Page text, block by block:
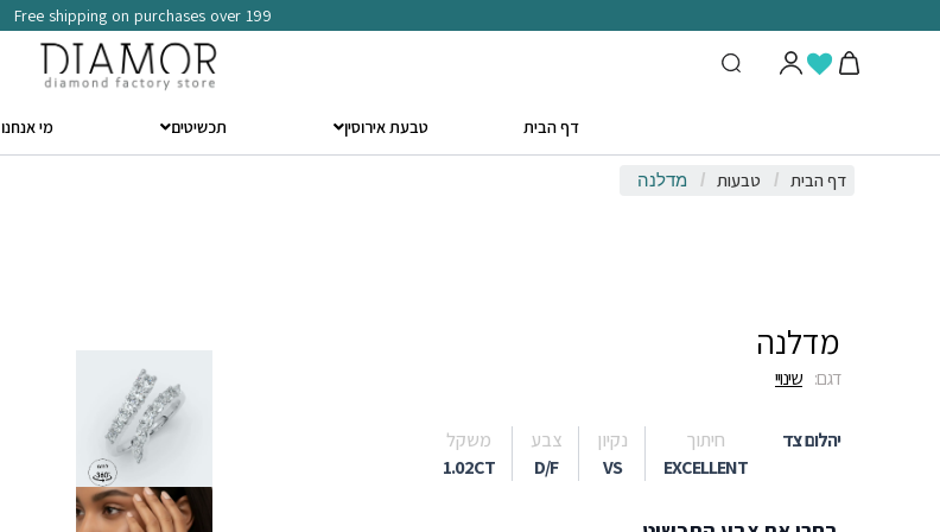
Free shipping on purchases over 199
מי אנחנו תכשיטים טבעת אירוסין דף הבית
דף הבית / טבעות / מדלנה
מדלנה
דגם: שינויי
יהלום צד חיתוך נקיון צבע
משקל
EXCELLENT
VS
D/F
1.02CT